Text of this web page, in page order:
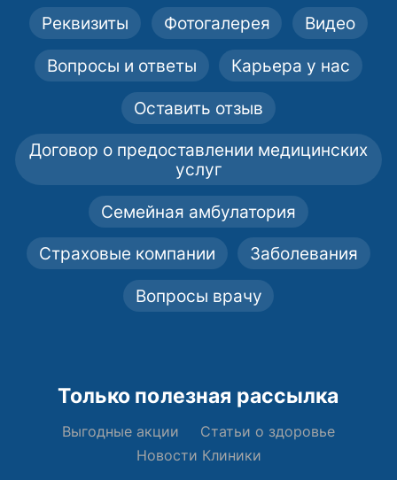
Реквизиты Фотогалерея Видео
Вопросы и ответы Карьера у нас
Оставить отзыв
Договор о предоставлении медицинских
услуг
Семейная амбулатория
Страховые компании Заболевания
Вопросы врачу
Только полезная рассылка
Выгодные акции
Статьи о здоровье
Новости Клиники